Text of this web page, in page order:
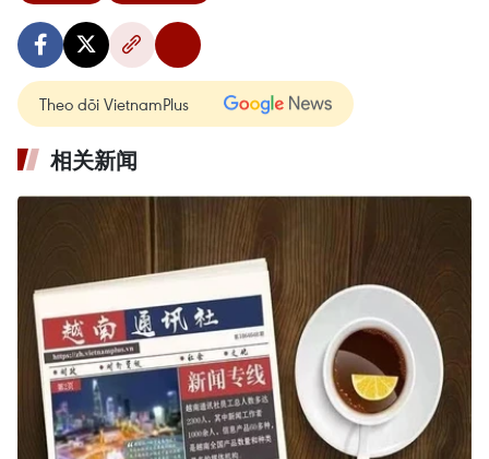
Theo dõi VietnamPlus
相关新闻